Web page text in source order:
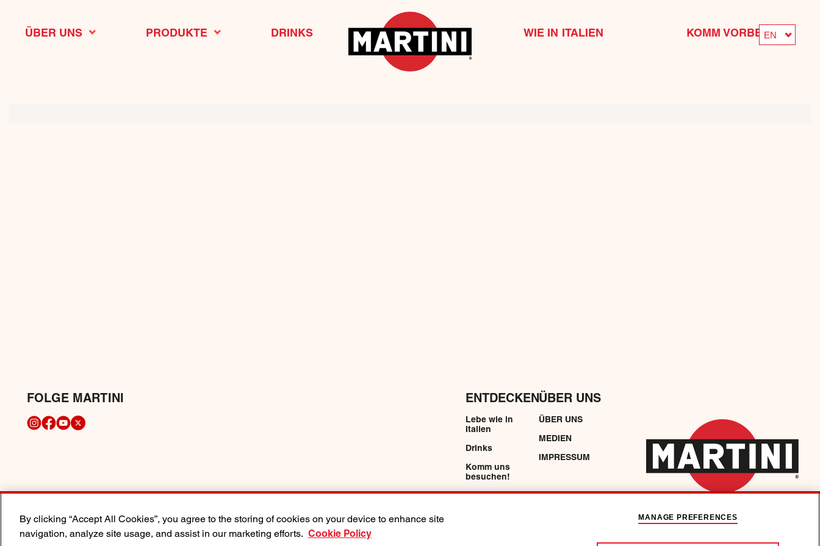
ÜBER UNS PRODUKTE DRINKS WIE IN ITALIEN KOMM VORBEIEN
FOLGE MARTINI ENTDECKEN
Lebe wie in
Italien
Drinks
Komm uns
besuchen!
ÜBER UNS
ÜBER UNS
MEDIEN
IMPRESSUM
By clicking “Accept All Cookies”, you agree to the storing of cookies on your device to enhance site
navigation, analyze site usage, and assist in our marketing efforts.
Cookie Policy
MANAGE PREFERENCES